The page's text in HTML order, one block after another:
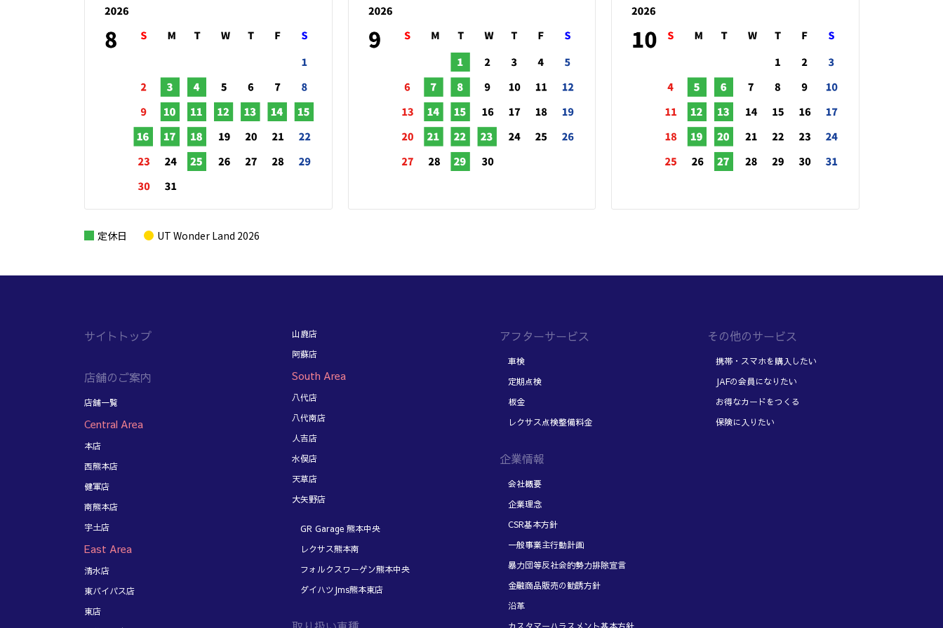
定休日 UT Wonder Land 2026
サイトトップ
店舗のご案内
店舗一覧
Central Area
本店
西熊本店
健軍店
南熊本店
宇土店
East Area
清水店
東バイパス店
東店
山鹿店
阿蘇店
South Area
八代店
八代南店
人吉店
水俣店
天草店
大矢野店
GR Garage 熊本中央
レクサス熊本南
フォルクスワーゲン熊本中央
ダイハツJms熊本東店
アフターサービス
車検
定期点検
板金
レクサス点検整備料金
企業情報
会社概要
企業理念
CSR基本方針
一般事業主行動計画
暴力団等反社会的勢力排除宣言
金融商品販売の勧誘方針
沿革
その他のサービス
携帯・スマホを購入したい
JAFの会員になりたい
お得なカードをつくる
保険に入りたい